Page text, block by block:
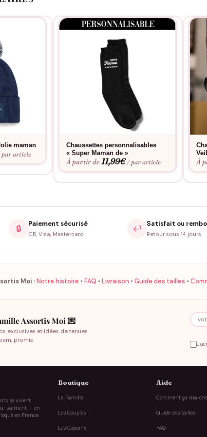
maman
par article
Chaussettes personnalisables
« Super Maman de »
À partir de11,99€ / par article À
🔒 Paiement sécurisé
CB, Visa, Mastercard
↩️ Satisfait ou
Retour sous 14 jours
Moi :Notre histoire • FAQ • Livraison • Guide des tailles •
Assortis Moi 💌
exclusives et idées de tenues
promis.
se vivent
s'aiment — en
en France
Boutique
La Famille
Les Couples
Les Copains
Aide
Comment ça
Guide des tailles
FAQ